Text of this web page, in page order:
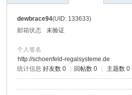
dewbrace94(UID: 133633)
邮箱状态
未验证
个人签名
http://schoenfeld-regalsysteme.de
统计信息 好友数 0 回帖数 0 主题数 0